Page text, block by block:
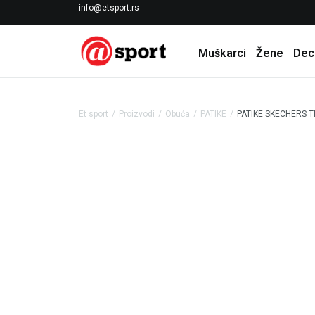
info@etsport.rs
LICENCIRANI CLEARANCE PARTNER ADIDAS
Muškarci Žene
Et sport Proizvodi Obuća PATIKE PATIKE SKECHERS